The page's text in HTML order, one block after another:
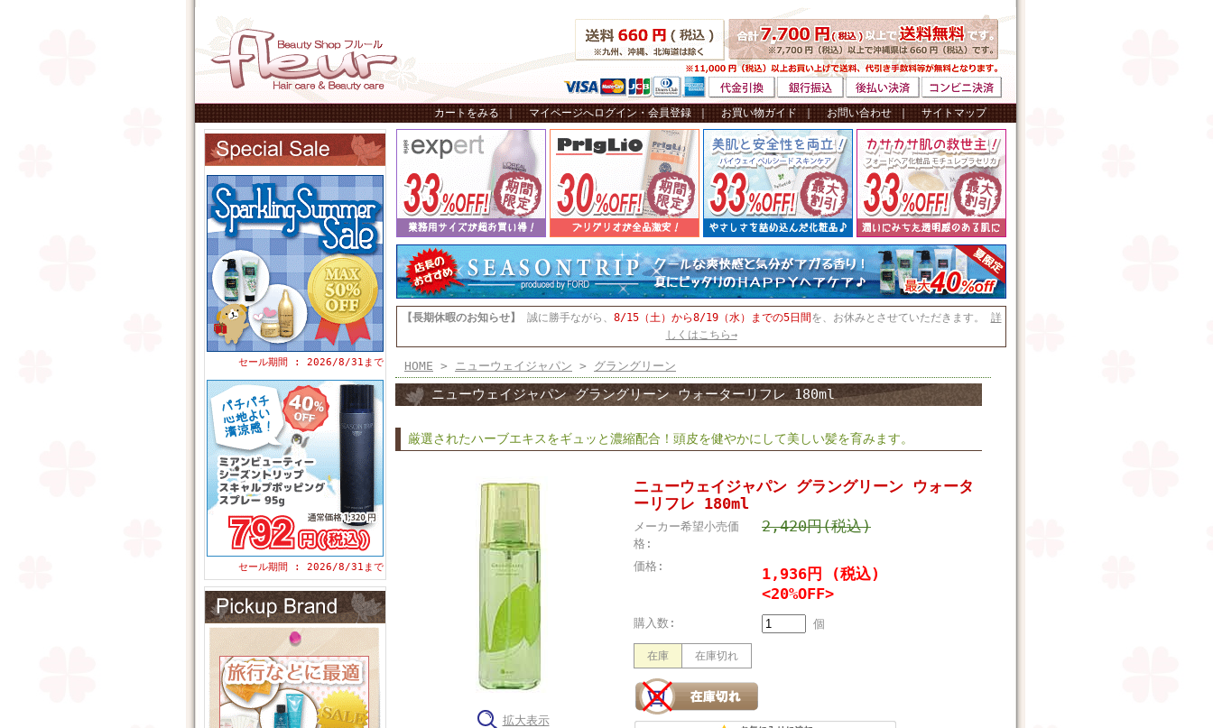
カートをみる｜ マイページへログイン・会員登録｜ お買い物ガイド｜ お問い合わせ｜ サイトマップ
セール期間 : 2026/8/31まで
セール期間 : 2026/8/31まで
【長期休暇のお知らせ】 誠に勝手ながら、 8/15（土）から8/19（水）までの5日間を、お休みとさせていただきます。 詳
しくはこちら→
HOME > ニューウェイジャパン > グラングリーン
ニューウェイジャパン グラングリーン ウォーターリフレ 180ml
厳選されたハーブエキスをギュッと濃縮配合！頭皮を健やかにして美しい髪を育みます。
拡大表示
ニューウェイジャパン グラングリーン ウォータ
ーリフレ 180ml
メーカー希望小売価
格:
2,420円(税込)
価格:
1,936円 (税込)
<20%OFF>
購入数: 個
在庫 在庫切れ